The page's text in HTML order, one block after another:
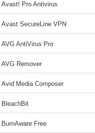
Avast! Pro Antivirus
Avast SecureLine VPN
AVG AntiVirus Pro
AVG Remover
Avid Media Composer
BleachBit
BurnAware Free